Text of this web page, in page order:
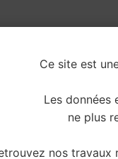
Ce site est
Les données
ne plus
nos